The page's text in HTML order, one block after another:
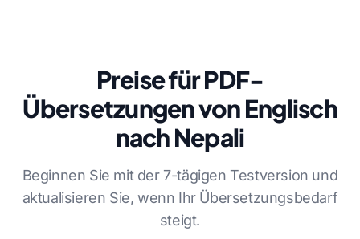
Preise für PDF-
Übersetzungen von Englisch
nach Nepali
Beginnen Sie mit der 7-tägigen Testversion und
aktualisieren Sie, wenn Ihr Übersetzungsbedarf
steigt.